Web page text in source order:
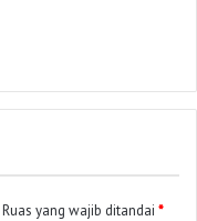
Ruas yang wajib ditandai *